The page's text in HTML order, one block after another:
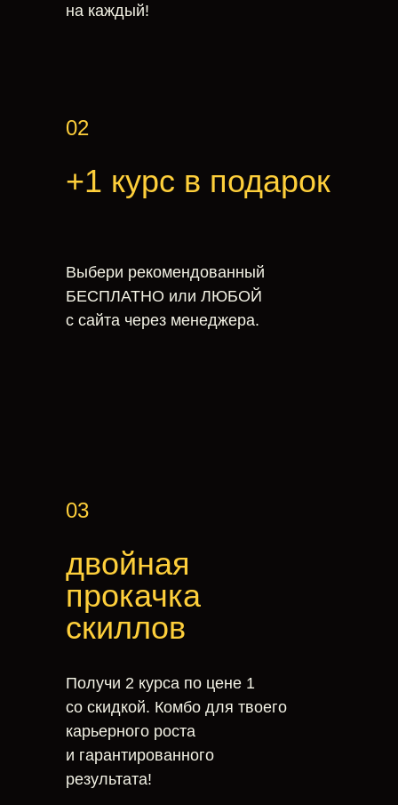
Выбери рекомендованный
БЕСПЛАТНО или ЛЮБОЙ
с сайта через менеджера.
+1 курс в подарок
02
на каждый!
Получи 2 курса по цене 1
со скидкой. Комбо для твоего
карьерного роста
и гарантированного
результата!
двойная
прокачка
скиллов
03